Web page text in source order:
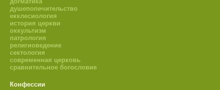
душепопечительство
екклесиология
история церкви
оккультизм
патрология
религиоведение
сектология
современная церковь
сравнительное богословие
Конфессии